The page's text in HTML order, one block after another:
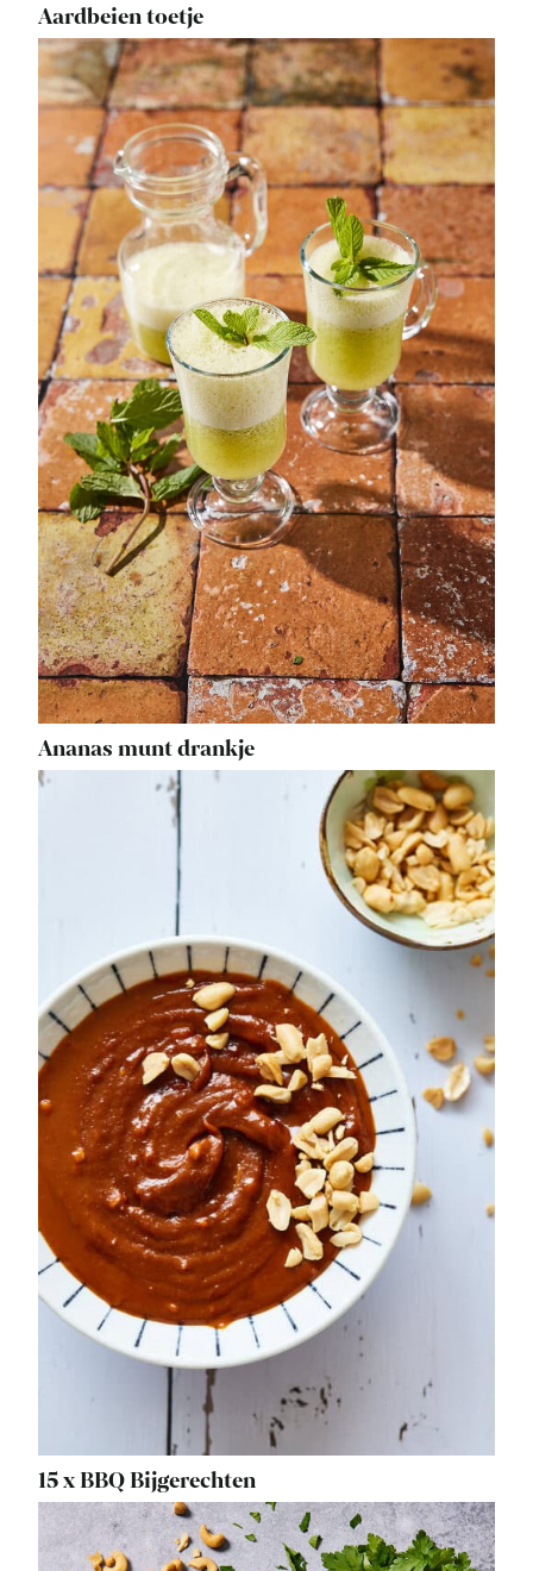
Aardbeien toetje
Ananas munt drankje
15 x BBQ Bijgerechten